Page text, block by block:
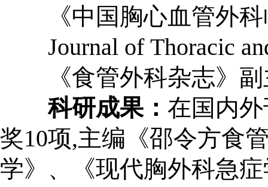
《中国胸心血管外科
Journal of Thoracic
《食管外科杂志》副
科研成果： 在国内
奖10项,主编《邵令方食
学》、《现代胸外科急